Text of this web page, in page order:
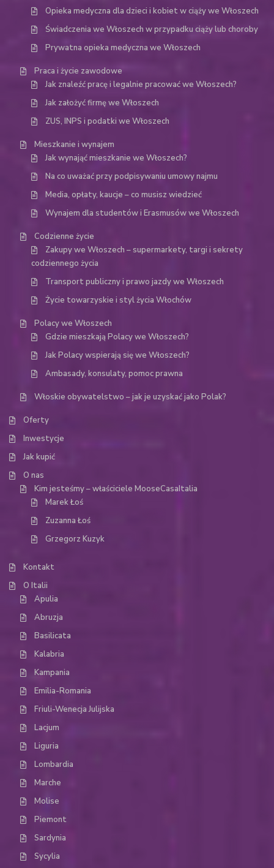
Opieka medyczna dla dzieci i kobiet w ciąży we Włoszech
Świadczenia we Włoszech w przypadku ciąży lub choroby
Prywatna opieka medyczna we Włoszech
Praca i życie zawodowe
Jak znaleźć pracę i legalnie pracować we Włoszech?
Jak założyć firmę we Włoszech
ZUS, INPS i podatki we Włoszech
Mieszkanie i wynajem
Jak wynająć mieszkanie we Włoszech?
Na co uważać przy podpisywaniu umowy najmu
Media, opłaty, kaucje – co musisz wiedzieć
Wynajem dla studentów i Erasmusów we Włoszech
Codzienne życie
Zakupy we Włoszech – supermarkety, targi i sekrety
codziennego życia
Transport publiczny i prawo jazdy we Włoszech
Życie towarzyskie i styl życia Włochów
Polacy we Włoszech
Gdzie mieszkają Polacy we Włoszech?
Jak Polacy wspierają się we Włoszech?
Ambasady, konsulaty, pomoc prawna
Włoskie obywatelstwo – jak je uzyskać jako Polak?
Oferty
Inwestycje
Jak kupić
O nas
Kim jesteśmy – właściciele MooseCasaItalia
Marek Łoś
Zuzanna Łoś
Grzegorz Kuzyk
Kontakt
O Italii
Apulia
Abruzja
Basilicata
Kalabria
Kampania
Emilia-Romania
Friuli-Wenecja Julijska
Lacjum
Liguria
Lombardia
Marche
Molise
Piemont
Sardynia
Sycylia